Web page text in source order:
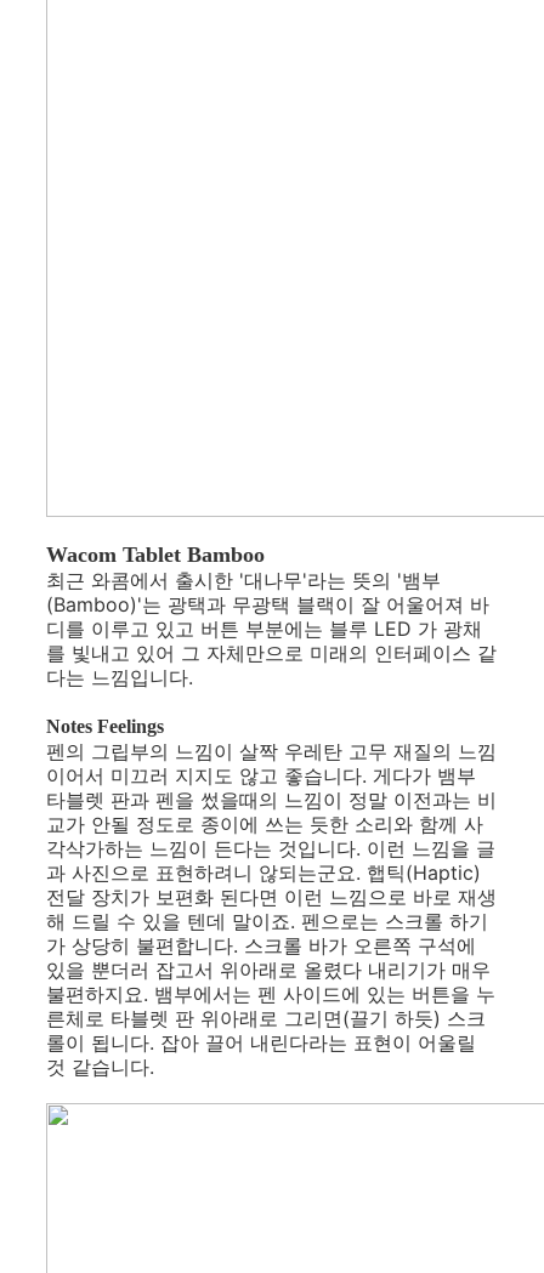
Wacom Tablet Bamboo
최근 와콤에서 출시한 '대나무'라는 뜻의 '뱀부
(Bamboo)'는 광택과 무광택 블랙이 잘 어울어져 바
디를 이루고 있고 버튼 부분에는 블루 LED 가 광채
를 빛내고 있어 그 자체만으로 미래의 인터페이스 같
다는 느낌입니다.
Notes Feelings
펜의 그립부의 느낌이 살짝 우레탄 고무 재질의 느낌
이어서 미끄러 지지도 않고 좋습니다. 게다가 뱀부
타블렛 판과 펜을 썼을때의 느낌이 정말 이전과는 비
교가 안될 정도로 종이에 쓰는 듯한 소리와 함께 사
각삭가하는 느낌이 든다는 것입니다. 이런 느낌을 글
과 사진으로 표현하려니 않되는군요. 햅틱(Haptic)
전달 장치가 보편화 된다면 이런 느낌으로 바로 재생
해 드릴 수 있을 텐데 말이죠. 펜으로는 스크롤 하기
가 상당히 불편합니다. 스크롤 바가 오른쪽 구석에
있을 뿐더러 잡고서 위아래로 올렸다 내리기가 매우
불편하지요. 뱀부에서는 펜 사이드에 있는 버튼을 누
른체로 타블렛 판 위아래로 그리면(끌기 하듯) 스크
롤이 됩니다. 잡아 끌어 내린다라는 표현이 어울릴
것 같습니다.